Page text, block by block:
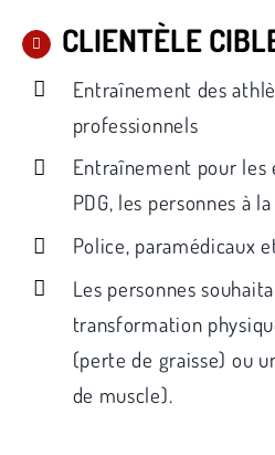
CLIENTÈLE
Entraînement des
professionnels
Entraînement pour les
PDG, les personnes à
Police, paramédicaux
Les personnes
transformation
(perte de graisse) ou
de muscle).